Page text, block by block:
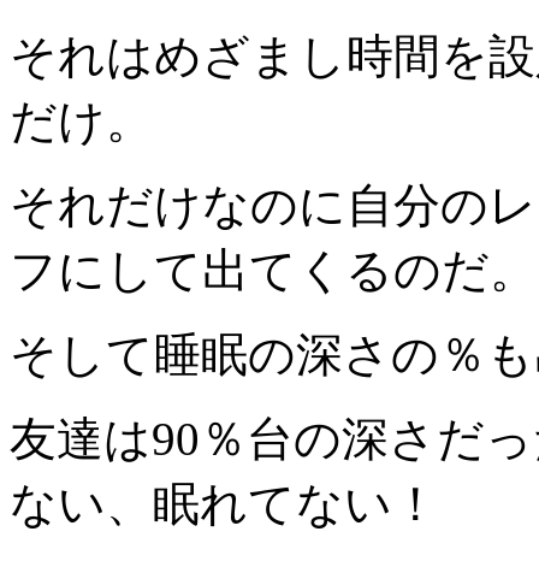
それはめざまし時間を
だけ。
それだけなのに自分の
フにして出てくるのだ。
そして睡眠の深さの％
友達は90％台の深さだ
ない、眠れてない！